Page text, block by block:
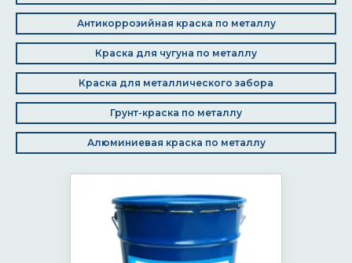
Антикоррозийная краска по металлу
Краска для чугуна по металлу
Краска для металлического забора
Грунт-краска по металлу
Алюминиевая краска по металлу